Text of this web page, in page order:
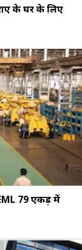
के घर के लिए
79 एकड़ में